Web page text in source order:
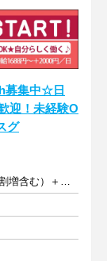
募集中☆日
迎！未経験O
グ
時給1350～1688円以上（深夜割増含む）＋交通費